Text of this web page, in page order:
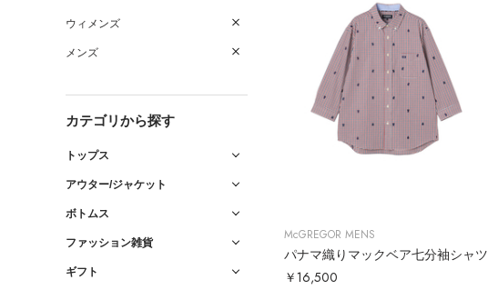
ウィメンズ
メンズ
カテゴリから探す
トップス
アウター/ジャケット
ボトムス
ファッション雑貨
ギフト
McGREGOR MENS
パナマ織りマックベア七分袖シャツ
￥16,500